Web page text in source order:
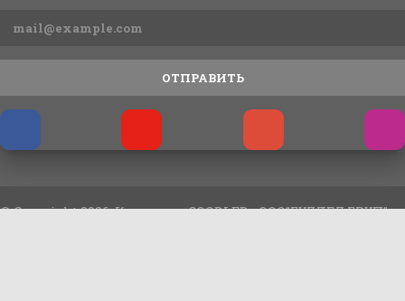
ОТПРАВИТЬ
© Copyright 2026. Компания GOODLED - ООО"ГУДЛЕД ГРУП"